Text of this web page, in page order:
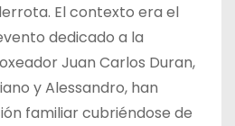
El contexto era el
dedicado a la
Juan Carlos Duran,
y Alessandro, han
familiar cubriéndose de